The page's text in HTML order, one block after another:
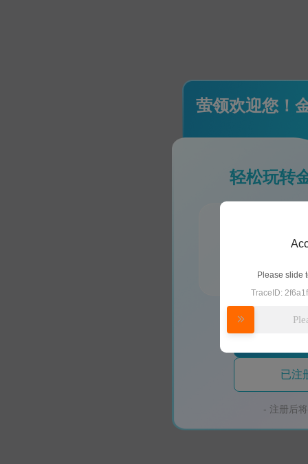
萤领欢迎您！
轻松玩转
做指定平台
已注
- 注册后
Please slide
TraceID: